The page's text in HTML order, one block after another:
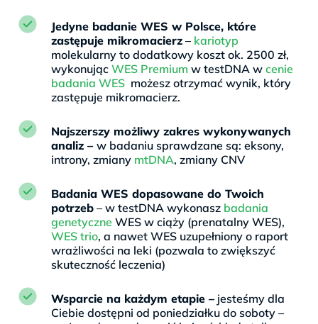
Jedyne badanie WES w Polsce, które
zastępuje mikromacierz – kariotyp
molekularny to dodatkowy koszt ok. 2500 zł,
wykonując WES Premium w testDNA w cenie
badania WES możesz otrzymać wynik, który
zastępuje mikromacierz.
Najszerszy możliwy zakres wykonywanych
analiz – w badaniu sprawdzane są: eksony,
introny, zmiany mtDNA, zmiany CNV
Badania WES dopasowane do Twoich
potrzeb – w testDNA wykonasz badania
genetyczne WES w ciąży (prenatalny WES),
WES trio, a nawet WES uzupełniony o raport
wrażliwości na leki (pozwala to zwiększyć
skuteczność leczenia)
Wsparcie na każdym etapie – jesteśmy dla
Ciebie dostępni od poniedziałku do soboty –